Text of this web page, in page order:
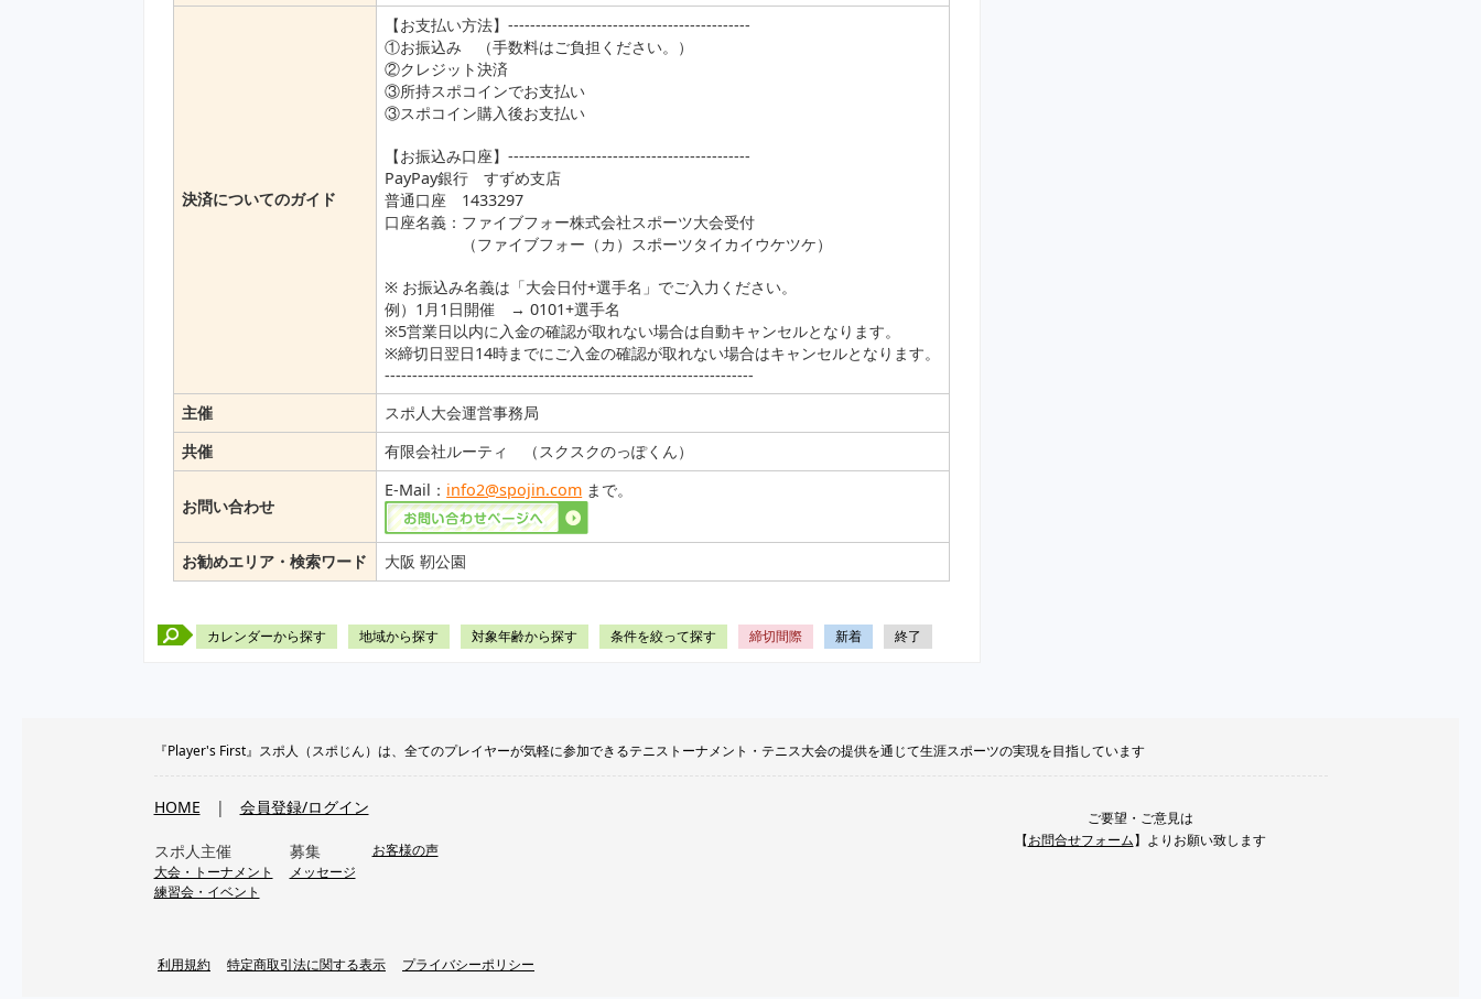
決済についてのガイド
【お支払い方法】--------------------------------------------
①お振込み （手数料はご負担ください。）
②クレジット決済
③所持スポコインでお支払い
③スポコイン購入後お支払い
【お振込み口座】--------------------------------------------
PayPay銀行 すずめ支店
普通口座 1433297
口座名義：ファイブフォー株式会社スポーツ大会受付
（ファイブフォー（カ）スポーツタイカイウケツケ）
※ お振込み名義は「大会日付+選手名」でご入力ください。
例）1月1日開催 → 0101+選手名
※5営業日以内に入金の確認が取れない場合は自動キャンセルとなります。
※締切日翌日14時までにご入金の確認が取れない場合はキャンセルとなります。
-------------------------------------------------------------------
主催
スポ人大会運営事務局
共催
有限会社ルーティ （スクスクのっぽくん）
お問い合わせ
E-Mail： info2@spojin.com まで。
お勧めエリア・検索ワード 大阪 靭公園
カレンダーから探す 地域から探す 対象年齢から探す 条件を絞って探す 締切間際 新着 終了
『Player's First』スポ人（スポじん）は、全てのプレイヤーが気軽に参加できるテニストーナメント・テニス大会の提供を通じて生涯スポーツの実現を目指しています
HOME | 会員登録/ログイン
スポ人主催
大会・トーナメント
練習会・イベント
募集
メッセージ
お客様の声
ご要望・ご意見は
【お問合せフォーム】よりお願い致します
利用規約 特定商取引法に関する表示 プライバシーポリシー